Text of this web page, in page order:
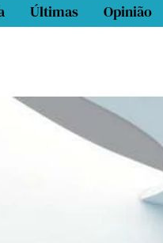
Últimas Opinião